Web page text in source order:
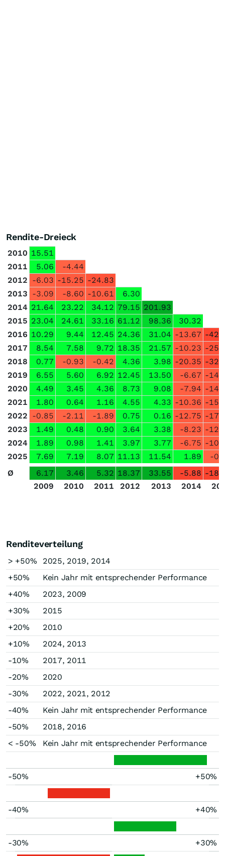
Rendite-Dreieck
2010 15.51
2011
5.06
-4.44
2012 -6.03 -15.25 -24.83
2013 -3.09 -8.60 -10.61
6.30
2014 21.64 23.22 34.12 79.15 201.93
2015 23.04 24.61 33.16 61.12 98.36
30.32
2016 10.29 9.44 12.45 24.36 31.04 -13.67 -
2017
8.54 7.58 9.72 18.35 21.57 -10.23 -
2018
0.77 -0.93 -0.42 4.36 3.98 -20.35 -
2019
6.55 5.60 6.92 12.45 13.50 -6.67 -
2020
4.49 3.45 4.36 8.73 9.08 -7.94 -
2021
1.80 0.64 1.16 4.55 4.33 -10.36 -
2022 -0.85 -2.11 -1.89 0.75 0.16 -12.75 -
2023
1.49 0.48 0.90 3.64 3.38 -8.23 -
2024
1.89 0.98 1.41 3.97 3.77 -6.75 -
2025
7.69 7.19 8.07 11.13 11.54 1.89
-
Ø
6.17 3.46 5.32 18.37 33.55 -5.88 -
2009
2010 2011 2012 2013 2014
Renditeverteilung
> +50%
2025, 2019, 2014
+50%
Kein Jahr mit entsprechender Performance
+40%
2023, 2009
+30%
2015
+20%
2010
+10%
2024, 2013
-10%
2017, 2011
-20%
2020
-30%
2022, 2021, 2012
-40%
Kein Jahr mit entsprechender Performance
-50%
2018, 2016
< -50%
Kein Jahr mit entsprechender Performance
-50% +50%
-40% +40%
-30% +30%